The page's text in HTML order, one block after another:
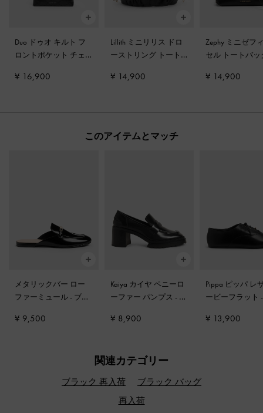
Duo ドゥオ キルト フ
ロントポケット チェ
ノワール
¥ 16,900
Lillith ミニリリス ドロ
ーストリング トート
¥ 14,900
Zephy ミニゼフ
セル トートバ
¥ 14,900
このアイテムとマッチ
メタリックバー ロー
ファーミュール- ブラ
¥ 9,500
Kaiya カイヤ ペニーロ
ーファー パンプス - ブ
¥ 8,900
Pippa ピッパ レ
ービーフラット
¥ 13,900
関連カテゴリー
ブラック 再入荷
ブラック バッグ
再入荷